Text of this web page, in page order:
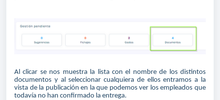
Al clicar se nos muestra la lista con el nombre de los distintos
documentos y al seleccionar cualquiera de ellos entramos a la
vista de la publicación en la que podemos ver los empleados que
todavía no han confirmado la entrega.